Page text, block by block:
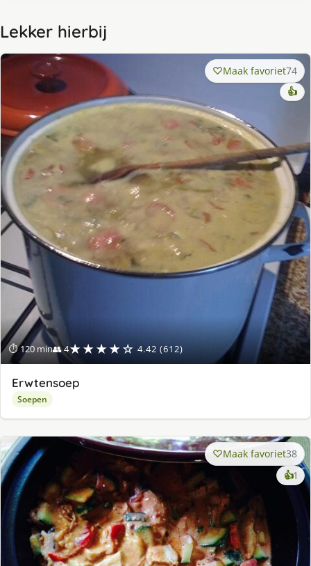
Lekker hierbij
⏱ 120 min👥 4★★★★☆ 4.42 (612)
Maak favoriet74
👍
Erwtensoep
Soepen
Maak favoriet38
👍1